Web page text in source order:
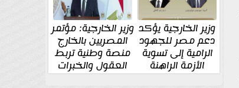
وزير الخارجية يؤكد
دعم مصر للجهود
الرامية إلى تسوية
الأزمة الراهنة
وزير الخارجية: مؤتمر
المصريين بالخارج
منصة وطنية تربط
العقول والخبرات
المصرية بالدولة